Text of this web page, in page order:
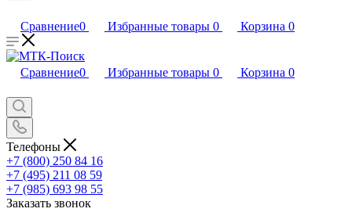
оборудование ESAB
Сравнение
Сравнение